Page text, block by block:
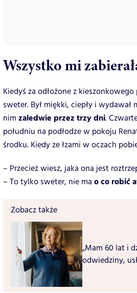
Wszystko mi
Kiedyś za odłożone z
sweter. Był miękki, ciepły i wydawał
nim zaledwie przez trzy dni.
południu na podłodze w pokoju
środku. Kiedy ze łzami w oczach
– Przecież wiesz, jaka ona jest
– To tylko sweter, nie ma o co robić
Zobacz także
„Mam 60 lat i
odwiedziny,